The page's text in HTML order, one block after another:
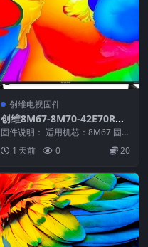
创维电视固件
创维8M67-8M70-42E70RG
屏LC420EUD更改百事通数据
_U盘刷机固件
固件说明： 适用机芯：8M67 固件
大小：37 M 刷机方法： 第一种方
法： 1...
1 天前 0 20